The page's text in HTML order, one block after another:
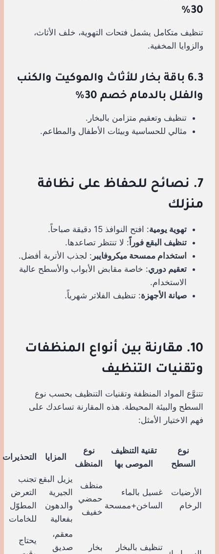
30%
تنظيف متكامل يشمل فتحات التهوية، خلف الأثاث،
والزوايا المخفية.
6.3 باقة بخار للأثاث والموكيت والكنب
والفلل بالدمام خصم 30%
تنظيف وتعقيم متزامن بالبخار.
مثالي للحساسية وبيئات الأطفال والمطاعم.
7. نصائح للحفاظ على نظافة
منزلك
تهوية يومية: افتح النوافذ 15 دقيقة صباحاً.
تنظيف البقع فوراً: لا تنتظر تصاعدها.
استخدام ممسحة ميكروفايبر : لجذب الأتربة أفضل.
تعقيم دوري: خاصة مقابض الأبواب والأسطح عالية
الاستخدام.
صيانة الأجهزة: تنظيف الفلاتر شهرياً.
10. مقارنة بين أنواع المنظفات
وتقنيات التنظيف
تتنوَّع المواد المنظفة وتقنيات التنظيف بحسب نوع
السطح والبيئة المحيطة. هذه المقارنة تساعدك على
فهم الاختيار الأمثل:
نوع
السطح
تقنية التنظيف
الموصى بها
نوع
المنظف
المزايا التحذيرات
الأرضيات
الرخام
غسيل بالماء
الساخن+ممسحة
منظف
حمضي
خفيف
يزيل البقع
الجيرية
والدهون
بفعالية
تجنب
التعرض
المطوّل
للخامات
تنظيف بالبخار بخار
معقم،
صديق
يحتاج